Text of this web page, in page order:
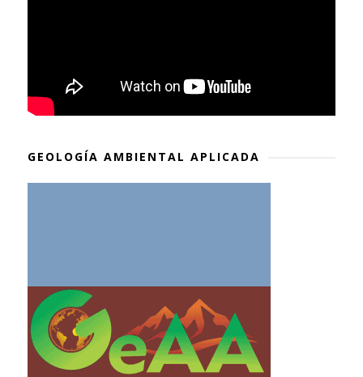
GEOLOGÍA AMBIENTAL APLICADA